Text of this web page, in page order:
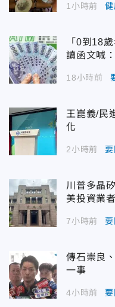
1小時前
「0到18
讀函文喊
18小時前
王崑義/民
化
2小時前 要
川普多晶
美投資業
7小時前 要
傳石崇良
一事
4小時前 要